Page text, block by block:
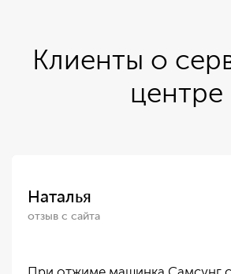
Клиенты о
центре
Наталья
отзыв с сайта